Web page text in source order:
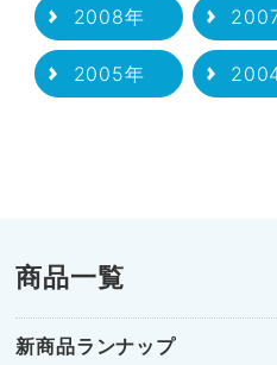
2008年
2005年
商品一覧
新商品ランナップ